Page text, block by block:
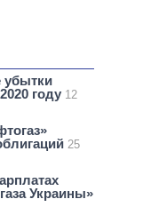
убытки
году 12
25
Украины»